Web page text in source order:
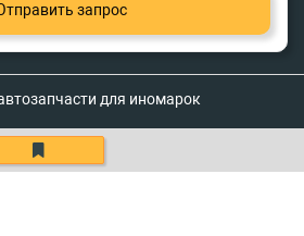
запрос
для иномарок